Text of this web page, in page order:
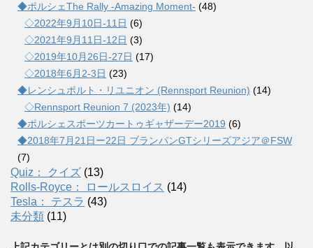
◆ポルシェThe Rally -Amazing Moment- (48)
◇2022年9月10日-11日 (6)
◇2021年9月11日-12日 (3)
◇2019年10月26日-27日 (17)
◇2018年6月2-3日 (23)
◆レンシュポルト・リユニオン (Rennsport Reunion) (14)
◇Rennsport Reunion 7 (2023年) (14)
◆ポルシェスポーツカートゥギャザーデー2019 (6)
◆2018年7月21日ー22日 ブランパンGTシリーズアジア＠FSW
(7)
Quiz： クイズ (13)
Rolls-Royce： ロールスロイス (14)
Tesla： テスラ (43)
未分類 (11)